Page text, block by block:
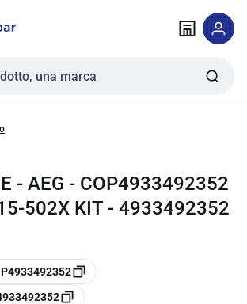
- AEG - COP4933492352
502X KIT - 4933492352